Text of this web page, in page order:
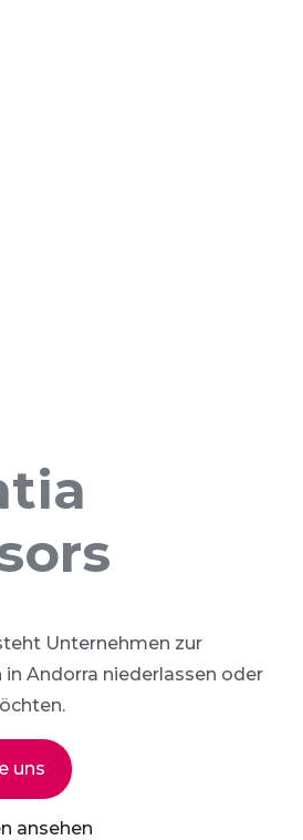
Unternehmen zur
in Andorra niederlassen oder
uns
ansehen